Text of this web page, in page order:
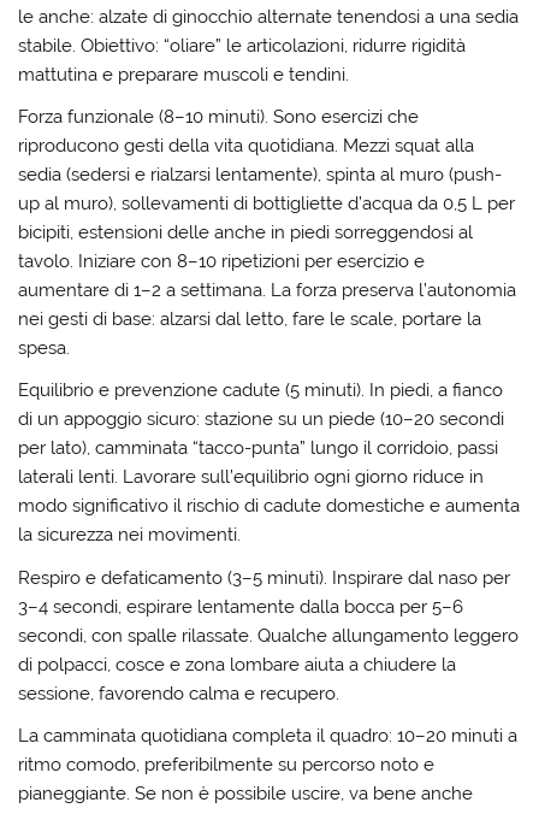
le anche: alzate di ginocchio alternate tenendosi a una sedia
stabile. Obiettivo: “oliare” le articolazioni, ridurre rigidità
mattutina e preparare muscoli e tendini.
Forza funzionale (8–10 minuti). Sono esercizi che
riproducono gesti della vita quotidiana. Mezzi squat alla
sedia (sedersi e rialzarsi lentamente), spinta al muro (push-
up al muro), sollevamenti di bottigliette d’acqua da 0,5 L per
bicipiti, estensioni delle anche in piedi sorreggendosi al
tavolo. Iniziare con 8–10 ripetizioni per esercizio e
aumentare di 1–2 a settimana. La forza preserva l’autonomia
nei gesti di base: alzarsi dal letto, fare le scale, portare la
spesa.
Equilibrio e prevenzione cadute (5 minuti). In piedi, a fianco
di un appoggio sicuro: stazione su un piede (10–20 secondi
per lato), camminata “tacco-punta” lungo il corridoio, passi
laterali lenti. Lavorare sull’equilibrio ogni giorno riduce in
modo significativo il rischio di cadute domestiche e aumenta
la sicurezza nei movimenti.
Respiro e defaticamento (3–5 minuti). Inspirare dal naso per
3–4 secondi, espirare lentamente dalla bocca per 5–6
secondi, con spalle rilassate. Qualche allungamento leggero
di polpacci, cosce e zona lombare aiuta a chiudere la
sessione, favorendo calma e recupero.
La camminata quotidiana completa il quadro: 10–20 minuti a
ritmo comodo, preferibilmente su percorso noto e
pianeggiante. Se non è possibile uscire, va bene anche